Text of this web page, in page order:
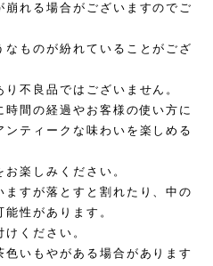
崩れる場合がございますのでご
なものが紛れていることがござ
不良品ではございません。
時間の経過やお客様の使い方に
ティークな味わいを楽しめる
楽しみください。
ますが落とすと割れたり、中の
性があります。
ください。
色いもやがある場合があります